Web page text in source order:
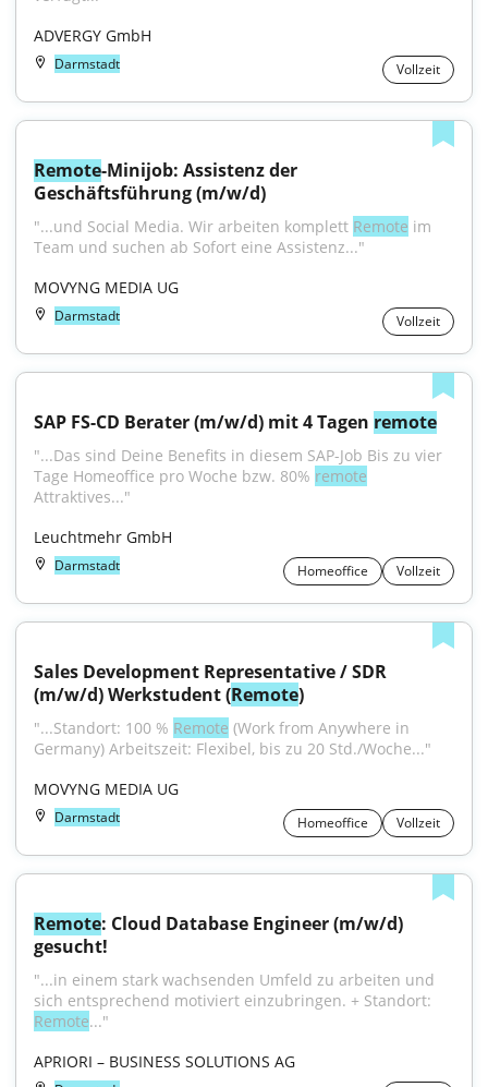
ADVERGY GmbH
Darmstadt Vollzeit
Remote-Minijob: Assistenz der
Geschäftsführung (m/w/d)
"...und Social Media. Wir arbeiten komplett Remote im
Team und suchen ab Sofort eine Assistenz..."
MOVYNG MEDIA UG
Darmstadt Vollzeit
SAP FS-CD Berater (m/w/d) mit 4 Tagen remote
"...Das sind Deine Benefits in diesem SAP-Job Bis zu vier
Tage Homeoffice pro Woche bzw. 80% remote
Attraktives..."
Leuchtmehr GmbH
Darmstadt Homeoffice Vollzeit
Sales Development Representative / SDR
(m/w/d) Werkstudent (Remote)
"...Standort: 100 % Remote (Work from Anywhere in
Germany) Arbeitszeit: Flexibel, bis zu 20 Std./Woche..."
MOVYNG MEDIA UG
Darmstadt Homeoffice Vollzeit
Remote: Cloud Database Engineer (m/w/d)
gesucht!
"...in einem stark wachsenden Umfeld zu arbeiten und
Remote..."
APRIORI – BUSINESS SOLUTIONS AG